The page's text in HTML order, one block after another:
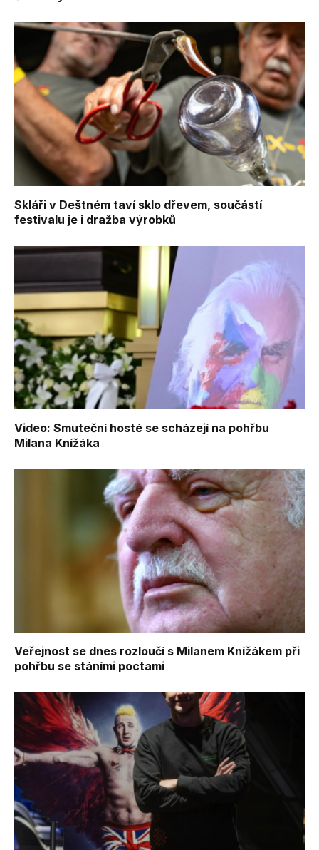
Skláři v Deštném taví sklo dřevem, součástí
festivalu je i dražba výrobků
Video: Smuteční hosté se scházejí na pohřbu
Milana Knížáka
Veřejnost se dnes rozloučí s Milanem Knížákem při
pohřbu se stáními poctami